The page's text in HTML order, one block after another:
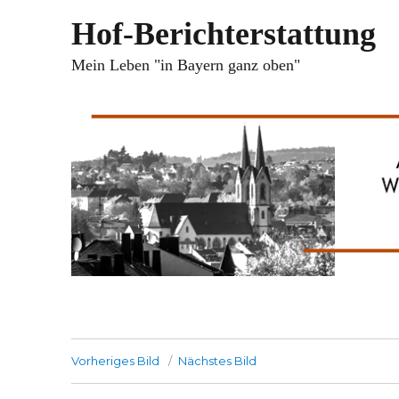
Hof-Berichterstattung
Mein Leben "in Bayern ganz oben"
Vorheriges Bild Nächstes Bild